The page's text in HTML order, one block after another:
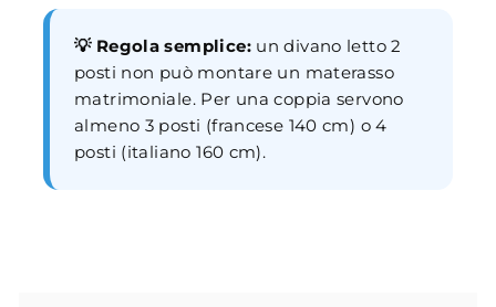
💡 Regola semplice:un divano letto 2
posti non può montare un materasso
matrimoniale. Per una coppia servono
almeno 3 posti (francese 140 cm) o 4
posti (italiano 160 cm).